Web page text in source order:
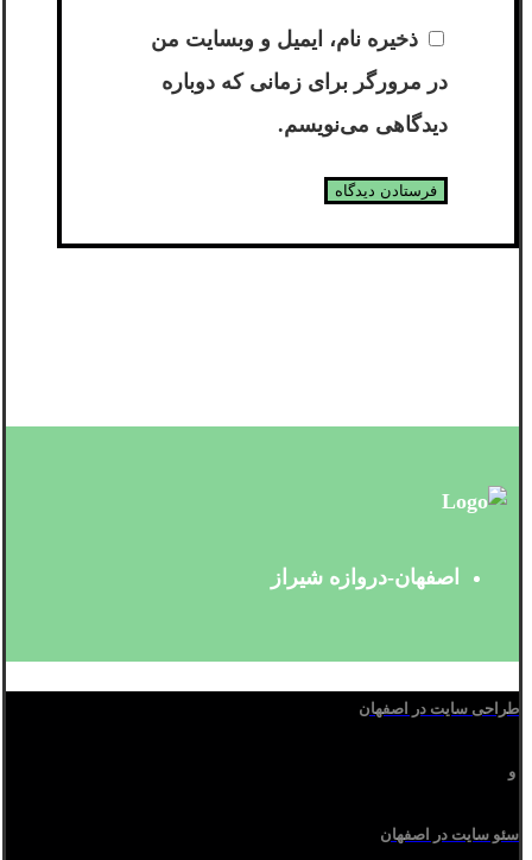
ذخیره نام، ایمیل و وبسایت من
در مرورگر برای زمانی که دوباره
دیدگاهی می‌نویسم.
اصفهان-دروازه شیراز
طراحی سایت در اصفهان
و
سئو سایت در اصفهان